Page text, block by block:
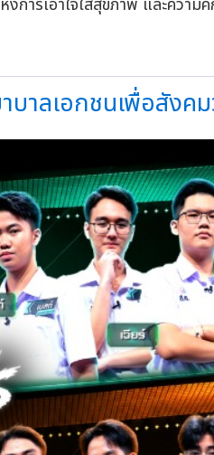
ารเอาใจใส่สุขภาพ และความ
บาลเอกชนเพื่อสังค